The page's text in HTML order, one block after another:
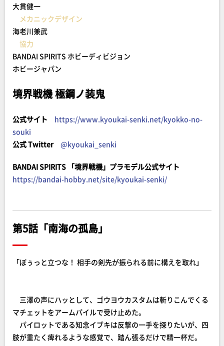
大貫健一
メカニックデザイン
海老川兼武
協力
BANDAI SPIRITS ホビーディビジョン
ホビージャパン
境界戦機 極鋼ノ装鬼
公式サイト
https://www.kyoukai-senki.net/kyokko-no-
souki
公式 Twitter
@kyoukai_senki
BANDAI SPIRITS 「境界戦機」プラモデル公式サイト
https://bandai-hobby.net/site/kyoukai-senki/
第5話「南海の孤島」
「ぼぅっと立つな！ 相手の剣先が振られる前に構えを取れ」
三澤の声にハッとして、ゴウヨウカスタムは斬りこんでくる
マチェットをアームパイルで受け止めた。
パイロットである知念イブキは反撃の一手を探りたいが、四
肢が重たく痺れるような感覚で、踏ん張るだけで精一杯だ。